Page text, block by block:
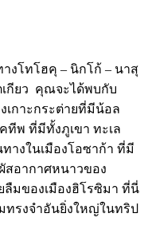
างโทโฮคุ – นิกโก้ – นาสุ
เกียว คุณจะได้พบกับ
เกาะกระต่ายที่มีน้อล
ทีพ ที่มีทั้งภูเขา ทะเล
างในเมืองโอซาก้า ที่มี
สอากาศหนาวของ
มของเมืองฮิโรซิมา ที่นี่
ทรงจำอันยิ่งใหญ่ในทริป